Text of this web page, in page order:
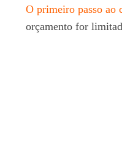
O primeiro passo ao
orçamento for